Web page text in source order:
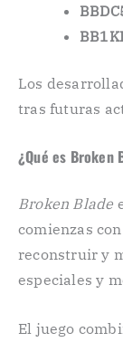
Los
tras futuras
¿Qué es Broken
Broken Blade
comienzas
reconstruir y
especiales y
El juego